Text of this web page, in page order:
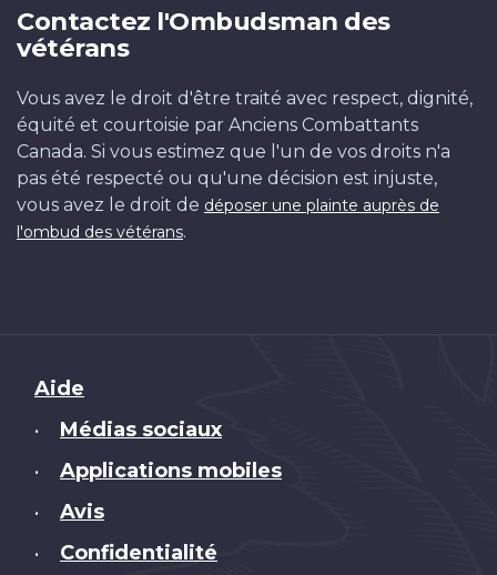
Contactez l'Ombudsman des
vétérans
Vous avez le droit d'être traité avec respect, dignité,
équité et courtoisie par Anciens Combattants
Canada. Si vous estimez que l'un de vos droits n'a
pas été respecté ou qu'une décision est injuste,
vous avez le droit de déposer une plainte auprès de
l'ombud des vétérans.
Brand
Aide
• Médias sociaux
• Applications mobiles
• Avis
• Confidentialité